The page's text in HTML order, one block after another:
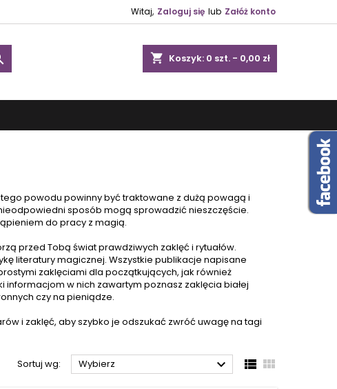
Witaj, Zaloguj się lub Załóż konto
shopping_cart Koszyk: 0 szt. - 0,00 zł
powodu powinny być traktowane z dużą powagą i
sposób mogą sprowadzić nieszczęście.
do pracy z magią.
przed Tobą świat prawdziwych zaklęć i rytuałów.
literatury magicznej. Wszystkie publikacje napisane
zaklęciami dla początkujących, jak również
w nich zawartym poznasz zaklęcia białej
czy na pieniądze.
i zaklęć, aby szybko je odszukać zwróć uwagę na tagi
Sortuj wg: Wybierz   